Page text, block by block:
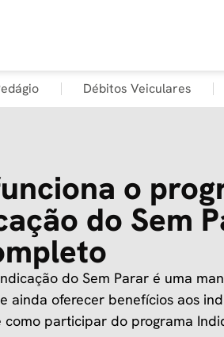
Débitos Veiculares
o
do Sem
do Sem Parar é uma
ainda oferecer benefícios aos
como participar do programa